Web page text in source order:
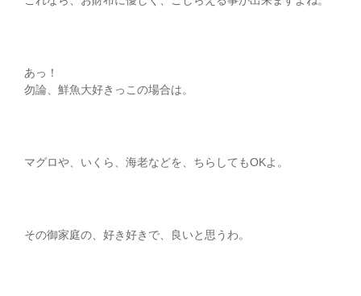
あっ！
勿論、鮮魚大好きっこの場合は。
マグロや、いくら、海老などを、ちらしてもOKよ。
その御家庭の、好き好きで、良いと思うわ。